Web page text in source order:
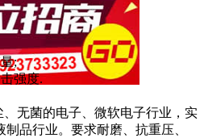
;
强度.
无菌的电子、微软电子行业，实
品行业。要求耐磨、抗重压、